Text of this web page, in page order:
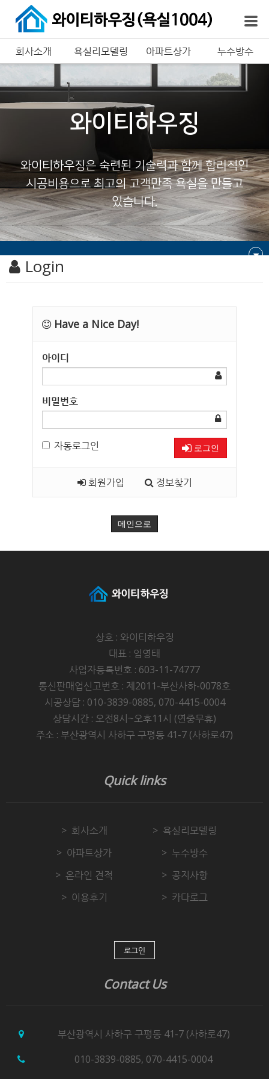
회사소개 욕실리모델링
아파트상가
누수방수
와이티하우징
와이티하우징은 숙련된 기술력과 함께 합리적인
시공비용으로 최고의 고객만족 욕실을 만들고
있습니다.
Login
Have a Nice Day!
아이디
비밀번호
자동로그인 로그인
회원가입 정보찾기
메인으로
상호 : 와이티하우징
대표 : 임영태
사업자등록번호 : 603-11-74777
통신판매업신고번호 : 제2011-부산사하-0078호
시공상담 : 010-3839-0885, 070-4415-0004
상담시간 : 오전8시~오후11시 (연중무휴)
주소 : 부산광역시 사하구 구평동 41-7 (사하로47)
Quick links
회사소개
욕실리모델링
아파트상가
누수방수
온라인 견적
공지사항
이용후기
카다로그
로그인
Contact Us
부산광역시 사하구 구평동 41-7 (사하로47)
010-3839-0885, 070-4415-0004